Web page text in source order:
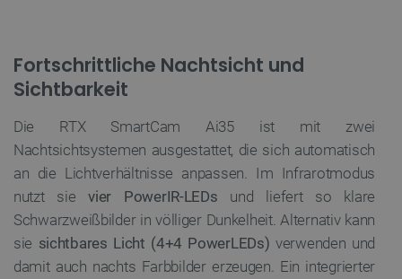
Fortschrittliche Nachtsicht und
Sichtbarkeit
Die RTX SmartCam Ai35 ist mit zwei
Nachtsichtsystemen ausgestattet, die sich automatisch
an die Lichtverhältnisse anpassen. Im Infrarotmodus
nutzt sievier PowerIR-LEDs und liefert so klare
Schwarzweißbilder in völliger Dunkelheit. Alternativ kann
sie sichtbares Licht (4+4 PowerLEDs) verwenden und
damit auch nachts Farbbilder erzeugen. Ein integrierter